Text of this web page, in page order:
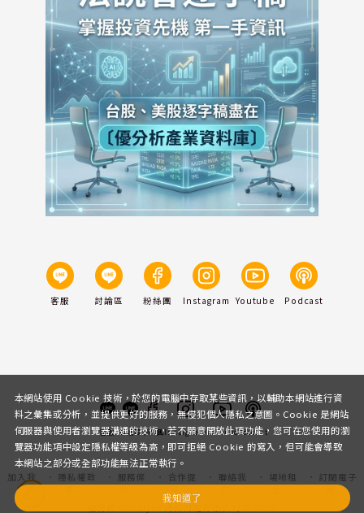
客服 討論區 粉絲團 Instagram Youtube Podcast
客服 討論區粉絲團InstagramYoutubePodcast
加入我
們
隱私權政
策
服務條
款
合作提
案
聯絡我
們
場地租
借
訂閱電子
報
本網站使用 Cookie 技術，於您的電腦中存取某些資訊，以輔助本網站進行資
料之彙集或分析，並提供更好的服務，無侵犯個人隱私之意圖。Cookie 是網站
伺服器與使用者瀏覽器溝通的技術，若不願意開放此項功能，您可在您使用的瀏
覽器功能項中設定隱私權等級為高，即可拒絕 Cookie 的寫入，但可能會導致
本網站之部分或全部功能無法正常執行。
我知道了